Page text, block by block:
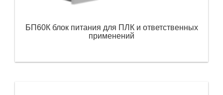
БП60К блок питания для ПЛК и ответственных
применений